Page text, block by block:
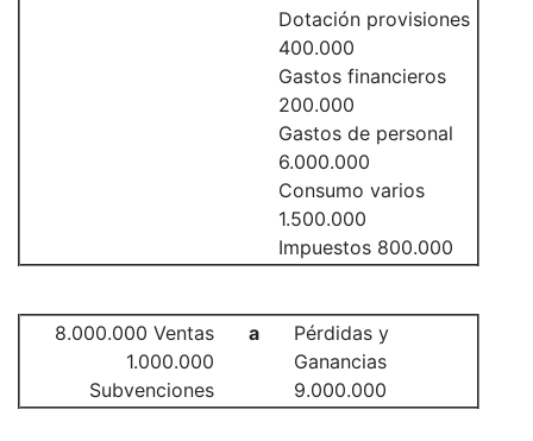
Dotación provisiones
400.000
Gastos financieros
200.000
Gastos de personal
6.000.000
Consumo varios
1.500.000
Impuestos 800.000
8.000.000 Ventas
1.000.000
Subvenciones
a
Pérdidas y
Ganancias
9.000.000